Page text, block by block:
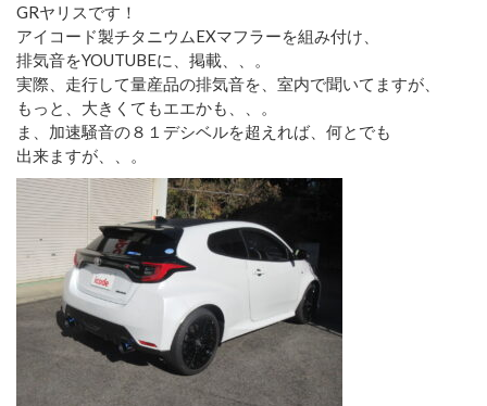
GRヤリスです！
アイコード製チタニウムEXマフラーを組み付け、
排気音をYOUTUBEに、掲載、、。
実際、走行して量産品の排気音を、室内で聞いてますが、
もっと、大きくてもエエかも、、。
ま、加速騒音の８１デシベルを超えれば、何とでも
出来ますが、、。